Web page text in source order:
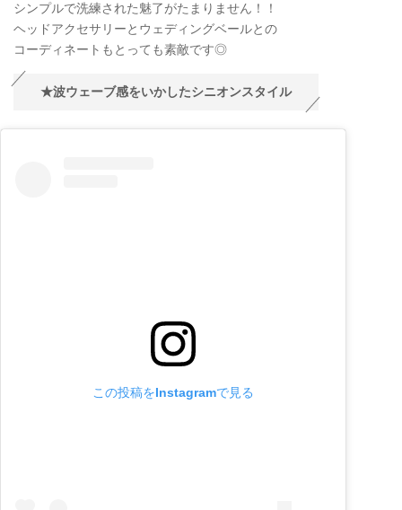
シンプルで洗練された魅了がたまりません！！
ヘッドアクセサリーとウェディングベールとの
コーディネートもとっても素敵です◎
★波ウェーブ感をいかしたシニオンスタイル
この投稿をInstagramで見る